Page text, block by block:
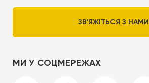
ЗВ’ЯЖІТЬСЯ З НАМИ
МИ У СОЦМЕРЕЖАХ